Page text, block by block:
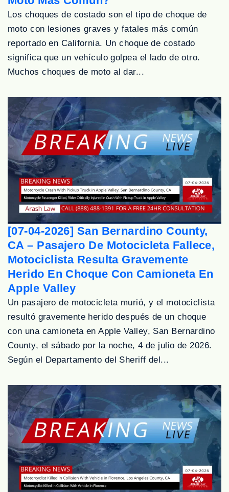
Los choques de costado son el tipo de choque de
moto con lesiones graves y fatales más común
reportado en California. Un choque de costado
significa que un vehículo golpea el lado de otro.
Muchos choques de moto al dar...
[07-04-2026] San Bernardino County,
CA – Pasajero De Motocicleta Fallece,
Motociclista Resulta Gravemente
Herido En Choque Con Camioneta En
Apple Valley
Un pasajero de motocicleta murió, y el motociclista
resultó gravemente herido después de un choque
con una camioneta en Apple Valley, San Bernardino
County, el sábado por la noche, 4 de julio de 2026.
Según el Departamento del Sheriff del...